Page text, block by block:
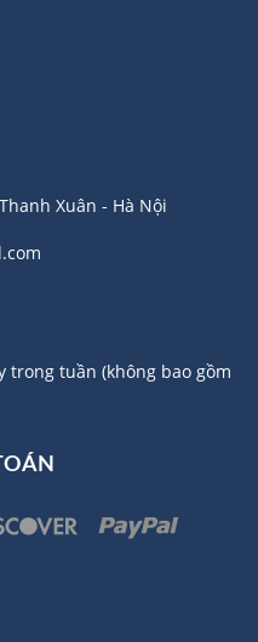
Xuân - Hà Nội
trong tuần (không bao gồm